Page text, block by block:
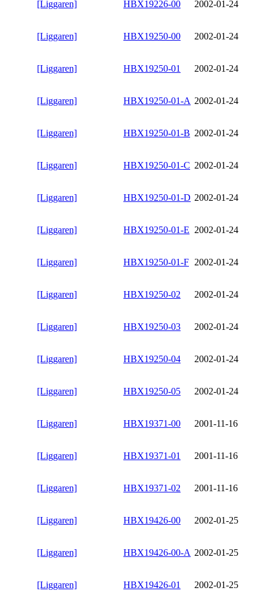
[Liggaren] HBX19226-00 2002-01-24
[Liggaren] HBX19250-00 2002-01-24
[Liggaren] HBX19250-01 2002-01-24
[Liggaren] HBX19250-01-A 2002-01-24
[Liggaren] HBX19250-01-B 2002-01-24
[Liggaren] HBX19250-01-C 2002-01-24
[Liggaren] HBX19250-01-D 2002-01-24
[Liggaren] HBX19250-01-E 2002-01-24
[Liggaren] HBX19250-01-F 2002-01-24
[Liggaren] HBX19250-02 2002-01-24
[Liggaren] HBX19250-03 2002-01-24
[Liggaren] HBX19250-04 2002-01-24
[Liggaren] HBX19250-05 2002-01-24
[Liggaren] HBX19371-00 2001-11-16
[Liggaren] HBX19371-01 2001-11-16
[Liggaren] HBX19371-02 2001-11-16
[Liggaren] HBX19426-00 2002-01-25
[Liggaren] HBX19426-00-A 2002-01-25
[Liggaren] HBX19426-01 2002-01-25